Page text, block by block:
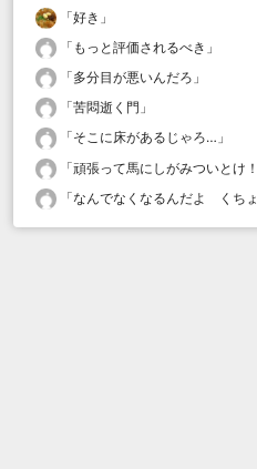
「好き 」
「 もっと評価されるべき 」
「多分目が悪いんだろ 」
「苦悶逝く門 」
「そこに床があるじゃろ… 」
「頑張って馬にしがみついとけ！
「なんでなくなるんだよ くちょ